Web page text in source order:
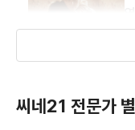
씨네21 전문가